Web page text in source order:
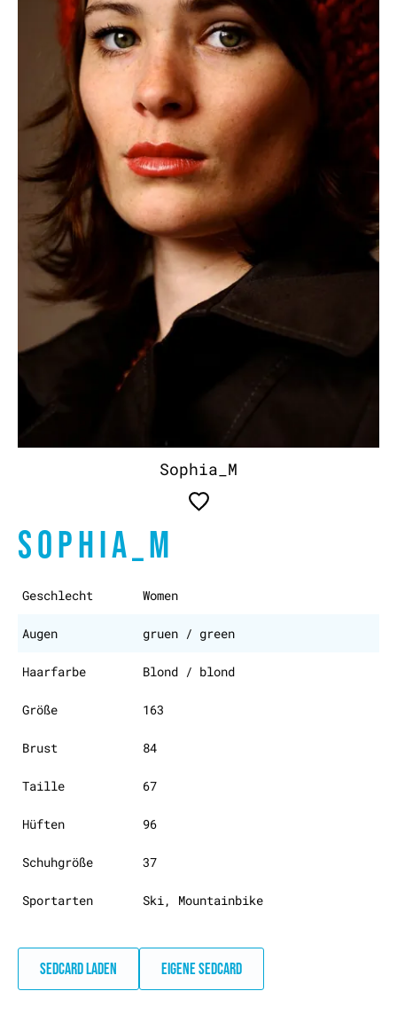
Sophia_M
SOPHIA_M
Geschlecht Women
Augen gruen / green
Haarfarbe Blond / blond
Größe 163
Brust 84
Taille 67
Hüften 96
Schuhgröße 37
Sportarten Ski, Mountainbike
SEDCARD LADEN EIGENE SEDCARD